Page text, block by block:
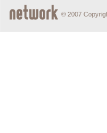
© 2007